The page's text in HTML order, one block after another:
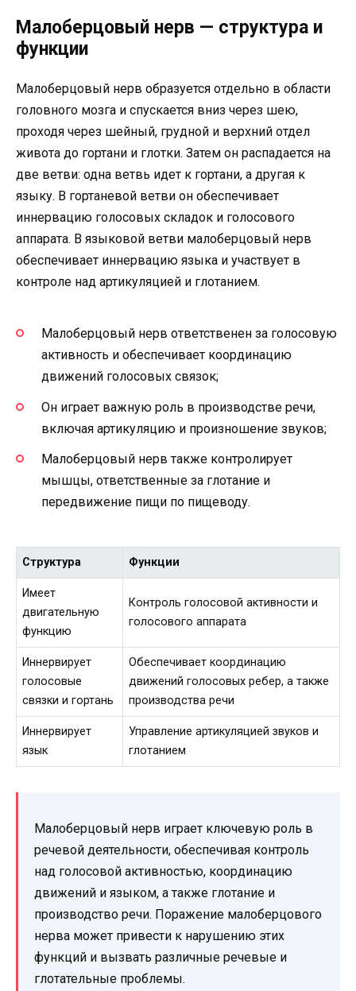
Малоберцовый нерв — структура и
функции
Малоберцовый нерв образуется отдельно в области
головного мозга и спускается вниз через шею,
проходя через шейный, грудной и верхний отдел
живота до гортани и глотки. Затем он распадается на
две ветви: одна ветвь идет к гортани, а другая к
языку. В гортаневой ветви он обеспечивает
иннервацию голосовых складок и голосового
аппарата. В языковой ветви малоберцовый нерв
обеспечивает иннервацию языка и участвует в
контроле над артикуляцией и глотанием.
Малоберцовый нерв ответственен за голосовую
активность и обеспечивает координацию
движений голосовых связок;
Он играет важную роль в производстве речи,
включая артикуляцию и произношение звуков;
Малоберцовый нерв также контролирует
мышцы, ответственные за глотание и
передвижение пищи по пищеводу.
Структура Функции
Имеет
двигательную
функцию
Контроль голосовой активности и
голосового аппарата
Иннервирует
голосовые
связки и гортань
Обеспечивает координацию
движений голосовых ребер, а также
производства речи
Иннервирует
язык
Управление артикуляцией звуков и
глотанием
Малоберцовый нерв играет ключевую роль в
речевой деятельности, обеспечивая контроль
над голосовой активностью, координацию
движений и языком, а также глотание и
производство речи. Поражение малоберцового
нерва может привести к нарушению этих
функций и вызвать различные речевые и
глотательные проблемы.